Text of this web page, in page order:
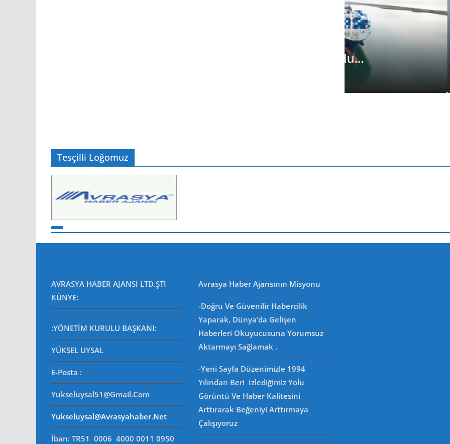
EDITÖRDEN
Başarının
Milyon Dolarlık
Tesçilli Loğomuz
AVRASYA HABER AJANSI LTD.ŞTİ
KÜNYE:
:YÖNETİM KURULU BAŞKANI:
YÜKSEL UYSAL
E-Posta :
Yukseluysal51@gmail.com
Yukseluysal@avrasyahaber.net
İban: TR51 0006 4000 0011 0950
Avrasya Haber Ajansının Misyonu
-Doğru Ve Güvenilir Habercilik
Yaparak, Dünya’da Gelişen
Haberleri Okuyucusuna Yorumsuz
Aktarmayı Sağlamak .
-Yeni Sayfa Düzenimizle 1994
Yılından Beri Izlediğimiz Yolu
Görüntü Ve Haber Kalitesini
Arttırarak Beğeniyi Arttırmaya
Çalışıyoruz